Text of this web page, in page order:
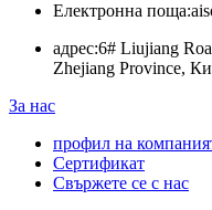
Електронна поща:
адрес:6# Liujiang
Zhejiang Province,
За нас
профил на
Сертификат
Свържете се с нас